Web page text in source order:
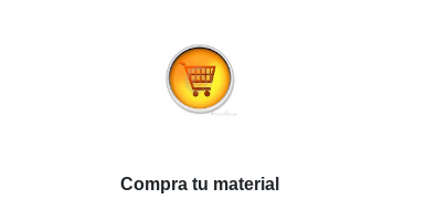
Compra tu material